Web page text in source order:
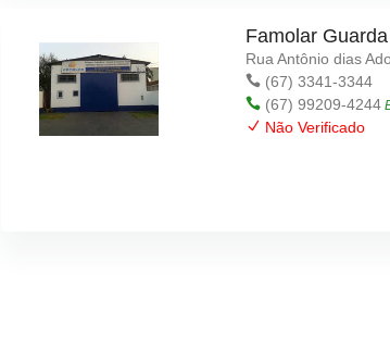
Famolar
Rua Antônio dias
(67) 3341-3344
(67) 99209-4244
Não Verificado